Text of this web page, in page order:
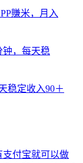
賺米，月入
稳定收入90＋
支付宝就可以做